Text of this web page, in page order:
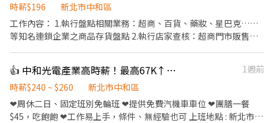
時薪$196
新北市中和區
工作內容： 1.執行盤點相關業務：超商、百貨、藥妝、星巴克……
等知名連鎖企業之商品存貨盤點 2.執行店家查核：超商門市販售商
需自備交通工具前往 4.無經驗可 工作特色： 此工作為外勤工作，喜
歡樂於接受每天與不同的環境的你，歡迎你的加入
👍 中和光電產業高時薪！最高67K↑｜免輪班固定班｜周休二日｜高薪急徵 AA-34
1週前
時薪$240 ~ $260
新北市中和區
❤周休二日、固定班別免輪班 ❤提供免費汽機車車位 ❤團膳一餐
$45，吃飽飽 ❤工作易上手，條件、無經驗也可 上班地點 : 新北市中